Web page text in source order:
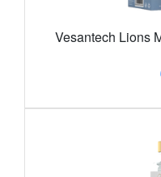
Vesantech Lions